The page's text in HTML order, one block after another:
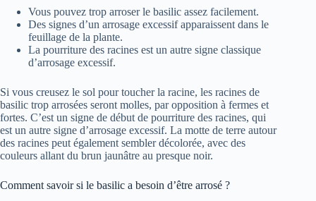
Vous pouvez trop arroser le basilic assez facilement.
Des signes d’un arrosage excessif apparaissent dans le
feuillage de la plante.
La pourriture des racines est un autre signe classique
d’arrosage excessif.
Si vous creusez le sol pour toucher la racine, les racines de
basilic trop arrosées seront molles, par opposition à fermes et
fortes. C’est un signe de début de pourriture des racines, qui
est un autre signe d’arrosage excessif. La motte de terre autour
des racines peut également sembler décolorée, avec des
couleurs allant du brun jaunâtre au presque noir.
Comment savoir si le basilic a besoin d’être arrosé ?